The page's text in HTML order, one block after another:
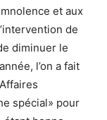
et aux
de
diminuer le
l’on a fait
spécial» pour